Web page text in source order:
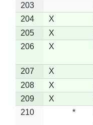
203
204
X
205
X
206
X
207 X
208
X
209
X
210
*